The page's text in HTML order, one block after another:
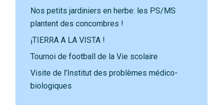
Nos petits jardiniers en herbe: les PS/MS
plantent des concombres !
¡TIERRA A LA VISTA !
Tournoi de football de la Vie scolaire
Visite de l’Institut des problèmes médico-
biologiques